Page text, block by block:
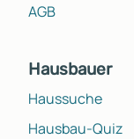
AGB
Hausbauer
Haussuche
Hausbau-Quiz